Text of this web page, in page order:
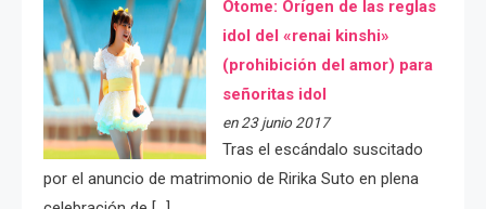
Otome: Orígen de las reglas
idol del «renai kinshi»
(prohibición del amor) para
señoritas idol
en 23 junio 2017
Tras el escándalo suscitado
por el anuncio de matrimonio de Ririka Suto en plena